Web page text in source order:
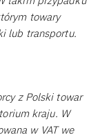
towary
lub transportu.
z Polski towar
kraju. W
w VAT we